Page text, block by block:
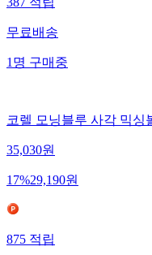
387적립
무료배송
1명구매중
코렐 모닝블루 사각 믹싱
35,030원
17%29,190원
875적립